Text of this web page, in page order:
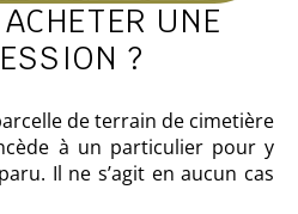
UNE
?
de terrain de cimetière
à un particulier pour y
Il ne s’agit en aucun cas